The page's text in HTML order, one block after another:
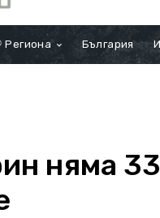
Региона България
няма